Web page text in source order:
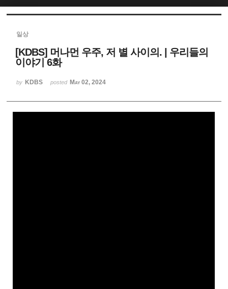
일상
[KDBS] 머나먼 우주, 저 별 사이의. | 우리들의
이야기 6화
by KDBS posted May 02, 2024
Sketchbook5, 스케치북5
Sketchbook5, 스케치북5